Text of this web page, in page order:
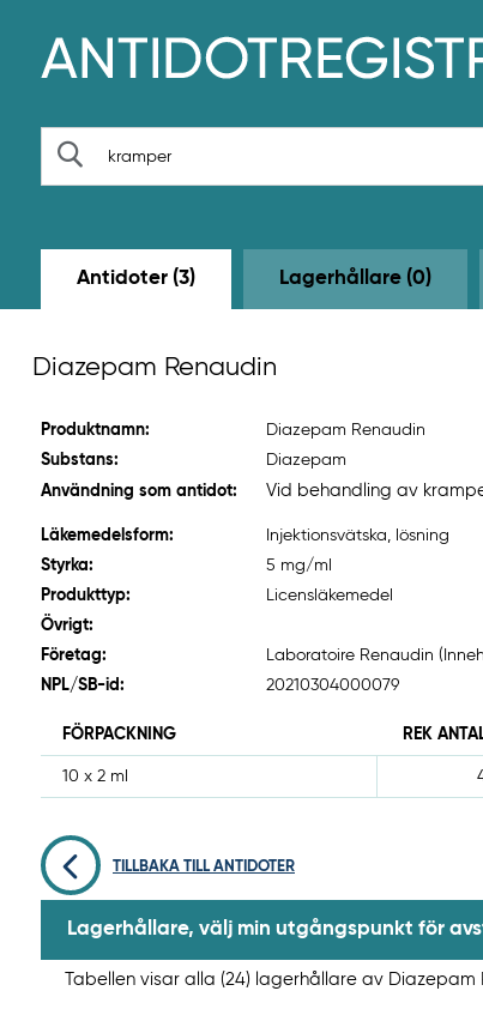
p
d
n
å
l
e
Antidoter (3) Lagerhållare (0)
Diazepam Renaudin
Produktnamn:
Diazepam Renaudin
Substans:
Diazepam
Användning som antidot:
Vid behandling av
Läkemedelsform:
Injektionsvätska, lösning
Styrka:
5 mg/ml
Produkttyp:
Licensläkemedel
Övrigt:
Företag:
Laboratoire Renaudin
NPL/SB-id:
20210304000079
FÖRPACKNING REK
10 x 2 ml
TILLBAKA TILL ANTIDOTER
Lagerhållare, välj min utgångspunkt för
Tabellen visar alla (24) lagerhållare av Diazepam